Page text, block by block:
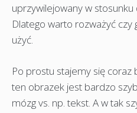
uprzywilejowany w stosunku
Dlatego warto rozważyć czy
użyć.
Po prostu stajemy się coraz
ten obrazek jest bardzo
mózg vs. np. tekst. A w tak